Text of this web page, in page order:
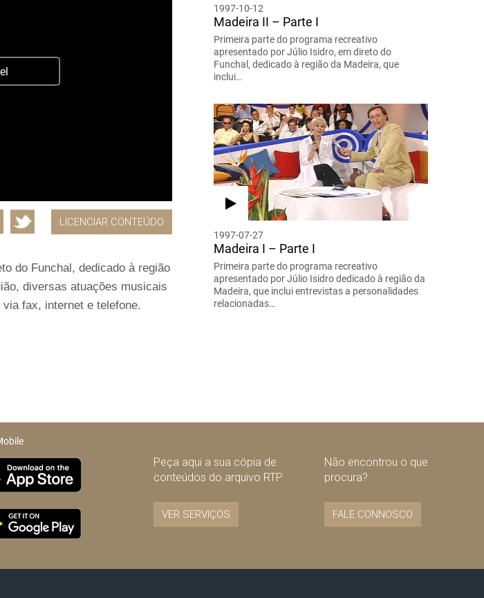
LICENCIAR CONTEÚDO
do Funchal, dedicado à região
diversas atuações musicais
fax, internet e telefone.
1997-10-12
Madeira II – Parte I
Primeira parte do programa recreativo
apresentado por Júlio Isidro, em direto do
Funchal, dedicado à região da Madeira, que
inclui…
1997-07-27
Madeira I – Parte I
Primeira parte do programa recreativo
apresentado por Júlio Isidro dedicado à região da
Madeira, que inclui entrevistas a personalidades
relacionadas…
Peça aqui a sua cópia de
conteúdos do arquivo RTP
VER SERVIÇOS
Não encontrou o que
procura?
FALE CONNOSCO